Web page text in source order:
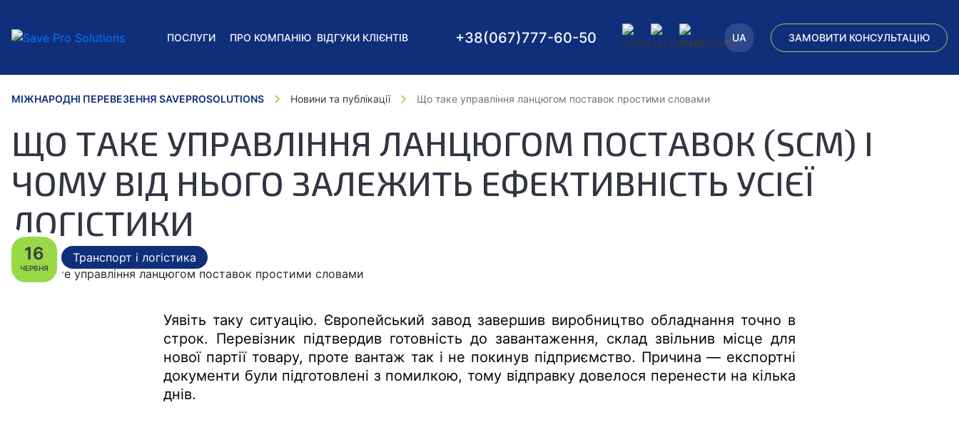
ПОСЛУГИ ПРО КОМПАНІЮ ВІДГУКИ КЛІЄНТІВ +38(067)777-60-50 UA ЗАМОВИТИ КОНСУЛЬТАЦІЮ
МІЖНАРОДНІ ПЕРЕВЕЗЕННЯ SAVEPROSOLUTIONS Новини та публікації Що таке управління ланцюгом поставок простими словами
ЩО ТАКЕ УПРАВЛІННЯ ЛАНЦЮГОМ ПОСТАВОК (SCM) І
ЧОМУ ВІД НЬОГО ЗАЛЕЖИТЬ ЕФЕКТИВНІСТЬ УСІЄЇ
ЛОГІСТИКИ
16
ЧЕРВНЯ
Транспорт і логістика
Уявіть таку ситуацію. Європейський завод завершив виробництво обладнання точно в
строк. Перевізник підтвердив готовність до завантаження, склад звільнив місце для
нової партії товару, проте вантаж так і не покинув підприємство. Причина — експортні
документи були підготовлені з помилкою, тому відправку довелося перенести на кілька
днів.